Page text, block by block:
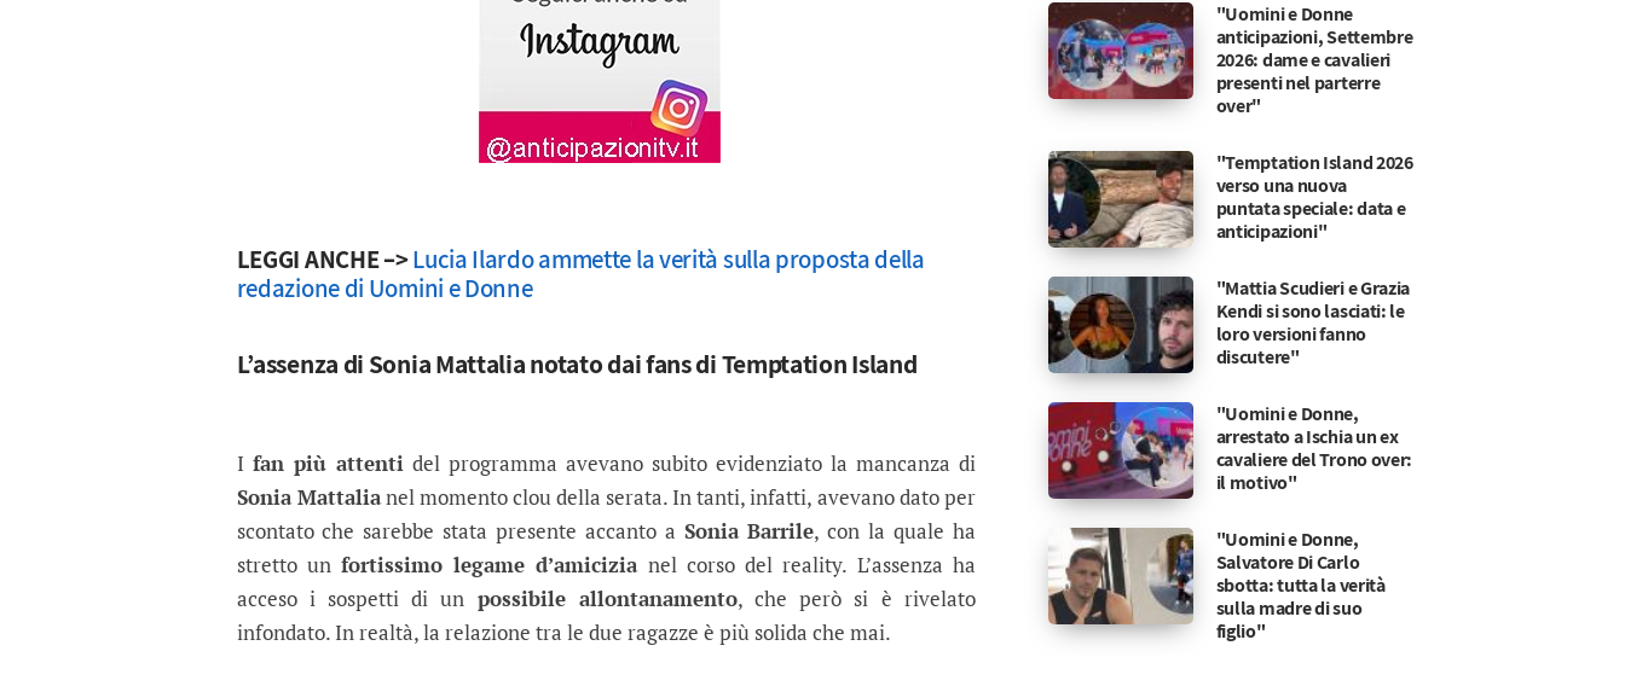
LEGGI ANCHE –>Lucia Ilardo ammette la verità sulla proposta della
redazione di Uomini e Donne
L’assenza di Sonia Mattalia notato dai fans di Temptation Island
I fan più attentidel programma avevano subito evidenziato la mancanza di
Sonia Mattalianel momento clou della serata. In tanti, infatti, avevano dato per
scontato che sarebbe stata presente accanto a Sonia Barrile, con la quale ha
stretto unfortissimo legame d’amicizianel corso del reality. L’assenza ha
acceso i sospetti di un possibile allontanamento, che però si è rivelato
infondato. In realtà, la relazione tra le due ragazze è più solida che mai.
"Uomini e Donne
anticipazioni, Settembre
2026: dame e cavalieri
presenti nel parterre
over"
"Temptation Island 2026
verso una nuova
puntata speciale: data e
anticipazioni"
"Mattia Scudieri e Grazia
Kendi si sono lasciati: le
loro versioni fanno
discutere"
"Uomini e Donne,
arrestato a Ischia un ex
cavaliere del Trono over:
il motivo"
"Uomini e Donne,
Salvatore Di Carlo
sbotta: tutta la verità
sulla madre di suo
figlio"